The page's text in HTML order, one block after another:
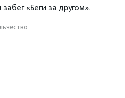
«Беги за другом».